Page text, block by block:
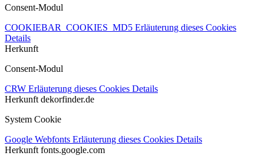
Consent-Modul
COOKIEBAR_COOKIES_MD5 Erläuterung dieses Cookies
Details
Herkunft
Consent-Modul
CRW Erläuterung dieses Cookies Details
Herkunft dekorfinder.de
System Cookie
Google Webfonts Erläuterung dieses Cookies Details
Herkunft fonts.google.com